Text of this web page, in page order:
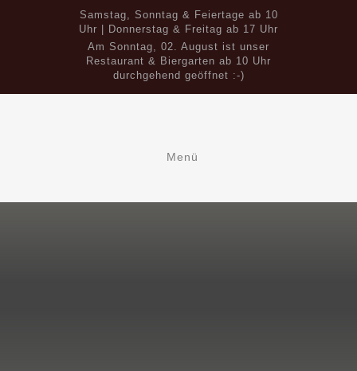
Samstag, Sonntag & Feiertage ab 10
Uhr | Donnerstag & Freitag ab 17 Uhr
Am Sonntag, 02. August ist unser
Restaurant & Biergarten ab 10 Uhr
durchgehend geöffnet :-)